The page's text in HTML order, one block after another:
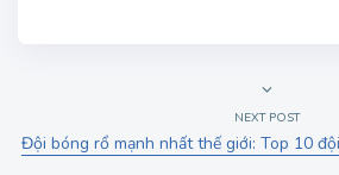
NEXT POST
Đội bóng rổ mạnh nhất thế giới: Top 10